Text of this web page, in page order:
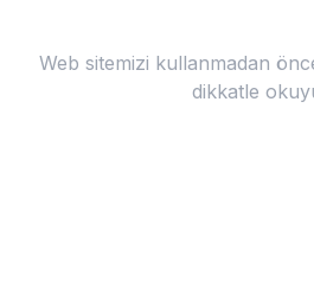
Web sitemizi kullanmadan
dikkatle